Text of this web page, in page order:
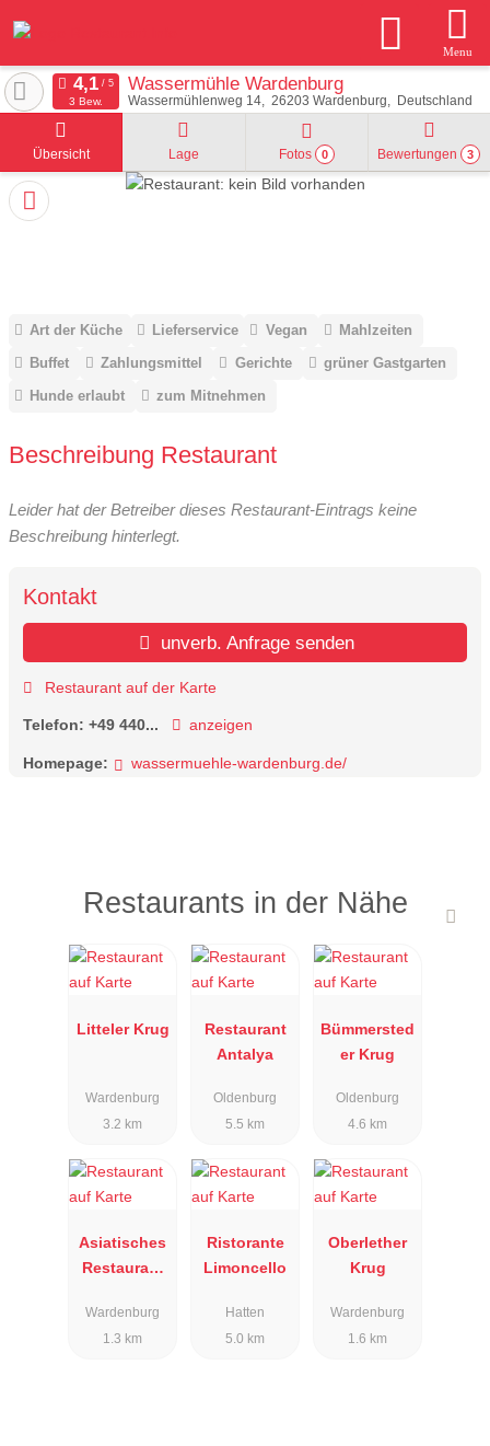
Menu
Wassermühle Wardenburg
Wassermühlenweg 14 26203 Wardenburg Deutschland
3 Bew.
Übersicht Lage Fotos 0 Bewertungen 3
Art der Küche Lieferservice Vegan
Mahlzeiten
Buffet
Zahlungsmittel Gerichte
grüner Gastgarten
Hunde erlaubt
zum Mitnehmen
Beschreibung Restaurant
Leider hat der Betreiber dieses Restaurant-Eintrags keine
Beschreibung hinterlegt.
Kontakt
unverb. Anfrage senden
Restaurant auf der Karte
Telefon: +49 440... anzeigen
Homepage: wassermuehle-wardenburg.de/
Restaurants in der Nähe
Litteler Krug
Wardenburg
3.2 km
Restaurant
Antalya
Oldenburg
5.5 km
Bümmersted
er Krug
Oldenburg
4.6 km
Asiatisches
Restaurant
Wardenburg
1.3 km
Ristorante
Limoncello
Hatten
5.0 km
Oberlether
Krug
Wardenburg
1.6 km